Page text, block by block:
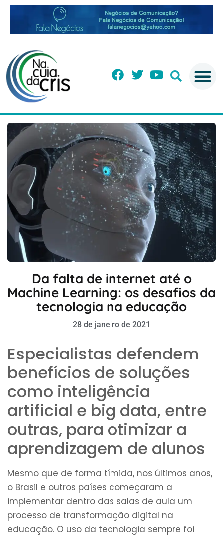
Da falta de internet até o
Machine Learning: os desafios da
tecnologia na educação
28 de janeiro de 2021
Especialistas defendem
benefícios de soluções
como inteligência
artificial e big data, entre
outras, para otimizar a
aprendizagem de alunos
Mesmo que de forma tímida, nos últimos anos,
o Brasil e outros países começaram a
implementar dentro das salas de aula um
processo de transformação digital na
educação. O uso da tecnologia sempre foi